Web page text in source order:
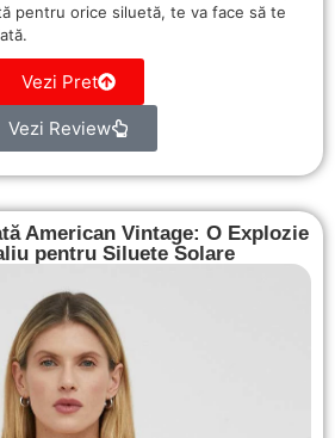
pentru orice siluetă, te va face să te
Vezi Pret
Vezi Review
American Vintage: O Explozie
pentru Siluete Solare